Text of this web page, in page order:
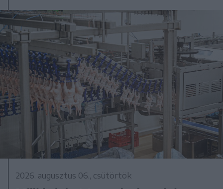
2026. augusztus 06., csütörtök